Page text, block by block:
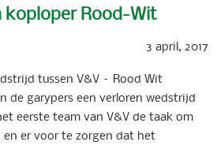
koploper Rood-Wit
3 april, 2017
tussen V&V – Rood Wit
de garypers een verloren wedstrijd
eerste team van V&V de taak om
er voor te zorgen dat het